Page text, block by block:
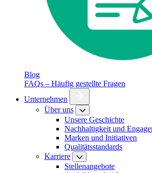
Blog
FAQs – Häufig gestellte Fragen
Unternehmen
Über uns
Unsere Geschichte
Nachhaltigkeit und
Marken und Initiativen
Qualitätsstandards
Karriere
Stellenangebote